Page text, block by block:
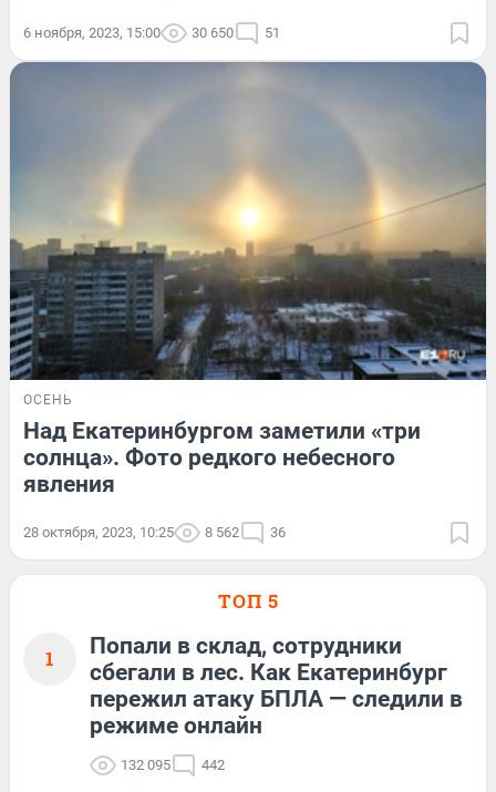
6 ноября, 2023, 15:00 30 650 51
ОСЕНЬ
Над Екатеринбургом заметили «три
солнца». Фото редкого небесного
явления
28 октября, 2023, 10:25 8 562 36
ТОП 5
1
Попали в склад, сотрудники
сбегали в лес. Как Екатеринбург
пережил атаку БПЛА — следили в
режиме онлайн
132 095 442